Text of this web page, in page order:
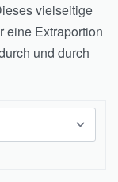
vielseitige
eine Extraportion
und durch